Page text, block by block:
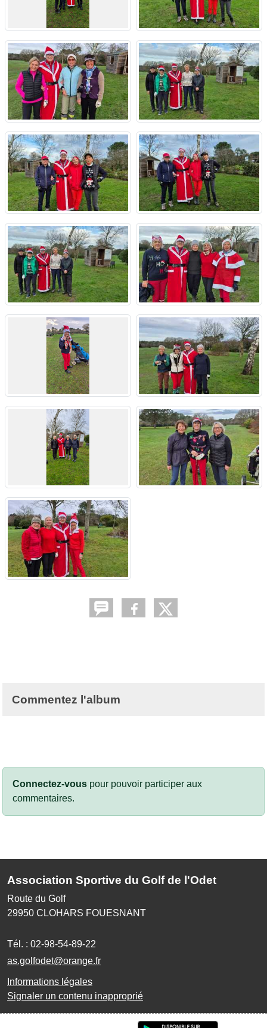
Commentez l'album
Connectez-vous pour pouvoir participer aux
commentaires.
Association Sportive du Golf de l'Odet
Route du Golf
29950 CLOHARS FOUESNANT
Tél. : 02-98-54-89-22
as.golfodet@orange.fr
Informations légales
Signaler un contenu inapproprié